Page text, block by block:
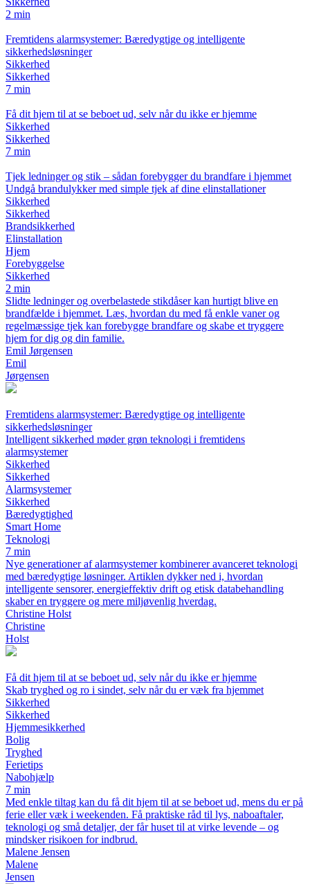
2 min
Fremtidens alarmsystemer: Bæredygtige og intelligente
sikkerhedsløsninger
Sikkerhed
Sikkerhed
7 min
Få dit hjem til at se beboet ud, selv når du ikke er hjemme
Sikkerhed
Sikkerhed
7 min
Tjek ledninger og stik – sådan forebygger du brandfare i hjemmet
Undgå brandulykker med simple tjek af dine elinstallationer
Sikkerhed
Sikkerhed
Brandsikkerhed
Elinstallation
Hjem
Forebyggelse
Sikkerhed
2 min
Slidte ledninger og overbelastede stikdåser kan hurtigt blive en
brandfælde i hjemmet. Læs, hvordan du med få enkle vaner og
regelmæssige tjek kan forebygge brandfare og skabe et tryggere
hjem for dig og din familie.
Emil Jørgensen
Emil
Jørgensen
Fremtidens alarmsystemer: Bæredygtige og intelligente
sikkerhedsløsninger
Intelligent sikkerhed møder grøn teknologi i fremtidens
alarmsystemer
Sikkerhed
Sikkerhed
Alarmsystemer
Sikkerhed
Bæredygtighed
Smart Home
Teknologi
7 min
Nye generationer af alarmsystemer kombinerer avanceret teknologi
med bæredygtige løsninger. Artiklen dykker ned i, hvordan
intelligente sensorer, energieffektiv drift og etisk databehandling
skaber en tryggere og mere miljøvenlig hverdag.
Christine Holst
Christine
Holst
Få dit hjem til at se beboet ud, selv når du ikke er hjemme
Skab tryghed og ro i sindet, selv når du er væk fra hjemmet
Sikkerhed
Sikkerhed
Hjemmesikkerhed
Bolig
Tryghed
Ferietips
Nabohjælp
7 min
Med enkle tiltag kan du få dit hjem til at se beboet ud, mens du er på
ferie eller væk i weekenden. Få praktiske råd til lys, naboaftaler,
teknologi og små detaljer, der får huset til at virke levende – og
mindsker risikoen for indbrud.
Malene Jensen
Malene
Jensen